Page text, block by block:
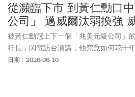
從瀕臨下市 到黃仁勳口
公司」 邁威爾汰弱換強
被黃仁勳冠上下一個「兆美元級公司」
行長，閃電訪台演講，他究竟如何花十
轉型？
日期：2026-06-10